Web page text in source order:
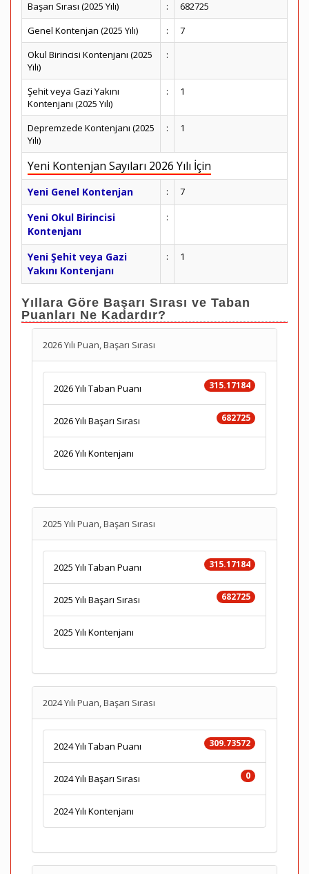
Başarı Sırası (2025 Yılı)
:
682725
Genel Kontenjan (2025 Yılı)
:
7
Okul Birincisi Kontenjanı (2025
Yılı)
:
Şehit veya Gazi Yakını
Kontenjanı (2025 Yılı)
: 1
Depremzede Kontenjanı (2025
Yılı)
: 1
Yeni Kontenjan Sayıları 2026 Yılı İçin
Yeni Genel Kontenjan : 7
Yeni Okul Birincisi
Kontenjanı
:
Yeni Şehit veya Gazi
Yakını Kontenjanı
: 1
Yıllara Göre Başarı Sırası ve Taban
Puanları Ne Kadardır?
2026 Yılı Puan, Başarı Sırası
315.17184
2026 Yılı Taban Puanı
682725
2026 Yılı Başarı Sırası
2026 Yılı Kontenjanı
2025 Yılı Puan, Başarı Sırası
315.17184
2025 Yılı Taban Puanı
682725
2025 Yılı Başarı Sırası
2025 Yılı Kontenjanı
2024 Yılı Puan, Başarı Sırası
309.73572
2024 Yılı Taban Puanı
0
2024 Yılı Başarı Sırası
2024 Yılı Kontenjanı